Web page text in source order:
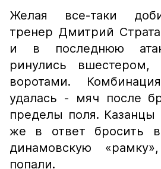
Желая все-таки
тренер Дмитрий
и в последнюю
ринулись
воротами.
удалась - мяч после
пределы поля. Казанцы
же в ответ бросить в
динамовскую
попали.